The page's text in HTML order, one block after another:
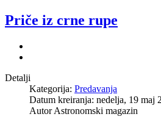
Priče iz crne rupe
Detalji
Kategorija: Predavanja
Datum kreiranja: nedelja, 19 maj
AutorAstronomski magazin